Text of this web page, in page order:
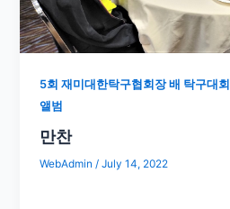
5회 재미대한탁구협회장 배 탁구대회
앨범
만찬
WebAdmin/July 14, 2022